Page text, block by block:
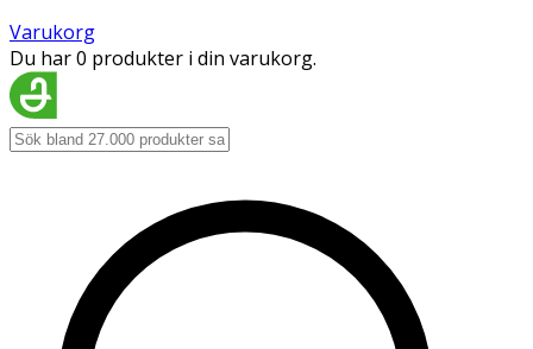
Varukorg
Du har 0 produkter i din varukorg.